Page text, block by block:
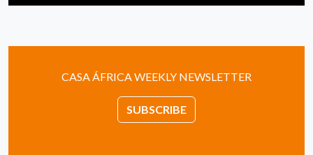
CASA ÁFRICA WEEKLY NEWSLETTER
SUBSCRIBE